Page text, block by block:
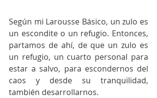
Según mi Larousse Básico, un zulo es
un escondite o un refugio. Entonces,
partamos de ahí, de que un zulo es
un refugio, un cuarto personal para
estar a salvo, para escondernos del
caos y desde su tranquilidad,
también desarrollarnos.